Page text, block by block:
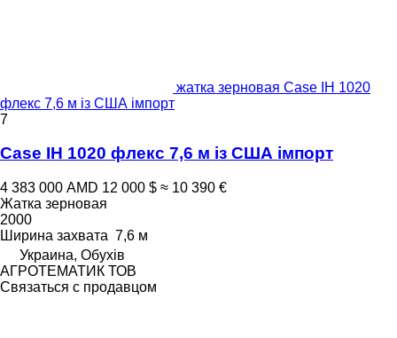
жатка зерновая Case IH 1020
флекс 7,6 м із США імпорт
7
Case IH 1020 флекс 7,6 м із США імпорт
4 383 000 AMD 12 000 $ ≈ 10 390 €
Жатка зерновая
2000
Ширина захвата 7,6 м
Украина, Обухів
АГРОТЕМАТИК ТОВ
Связаться с продавцом